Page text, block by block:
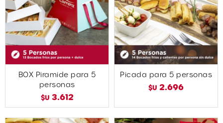
BOX Piramide para 5
personas
$U 3.612
Picada para 5 personas
$U 2.696